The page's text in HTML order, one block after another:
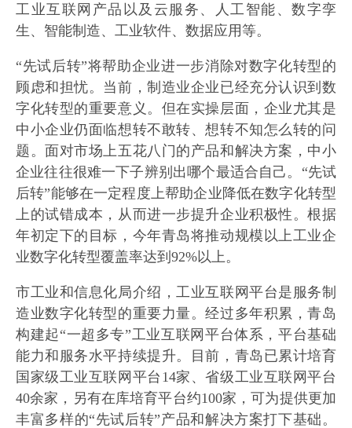
工业互联网产品以及云服务、人工智能、数字孪
生、智能制造、工业软件、数据应用等。
“先试后转”将帮助企业进一步消除对数字化转型的
顾虑和担忧。当前，制造业企业已经充分认识到数
字化转型的重要意义。但在实操层面，企业尤其是
中小企业仍面临想转不敢转、想转不知怎么转的问
题。面对市场上五花八门的产品和解决方案，中小
企业往往很难一下子辨别出哪个最适合自己。“先试
后转”能够在一定程度上帮助企业降低在数字化转型
上的试错成本，从而进一步提升企业积极性。根据
年初定下的目标，今年青岛将推动规模以上工业企
业数字化转型覆盖率达到92%以上。
市工业和信息化局介绍，工业互联网平台是服务制
造业数字化转型的重要力量。经过多年积累，青岛
构建起“一超多专”工业互联网平台体系，平台基础
能力和服务水平持续提升。目前，青岛已累计培育
国家级工业互联网平台14家、省级工业互联网平台
40余家，另有在库培育平台约100家，可为提供更加
丰富多样的“先试后转”产品和解决方案打下基础。